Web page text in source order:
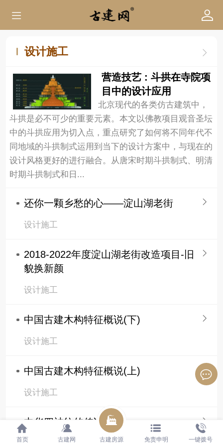
设计施工
营造技艺 : 斗拱在寺院项
目中的设计应用
北京现代的各类仿古建筑中，
斗拱是必不可少的重要元素。本文以佛教项目观音圣坛
中的斗拱应用为切入点，重点研究了如何将不同年代不
同地域的斗拱制式运用到当下的设计方案中，与现在的
设计风格更好的进行融合。从唐宋时期斗拱制式、明清
时期斗拱制式和日...
还你一颗乡愁的心——淀山湖老街
设计施工
2018-2022年度淀山湖老街改造项目-旧
貌换新颜
设计施工
中国古建木构特征概说(下)
设计施工
中国古建木构特征概说(上)
设计施工
中华四神纹的传说
设计施工
首页 古建网 古建房源 免责申明 一键拨号